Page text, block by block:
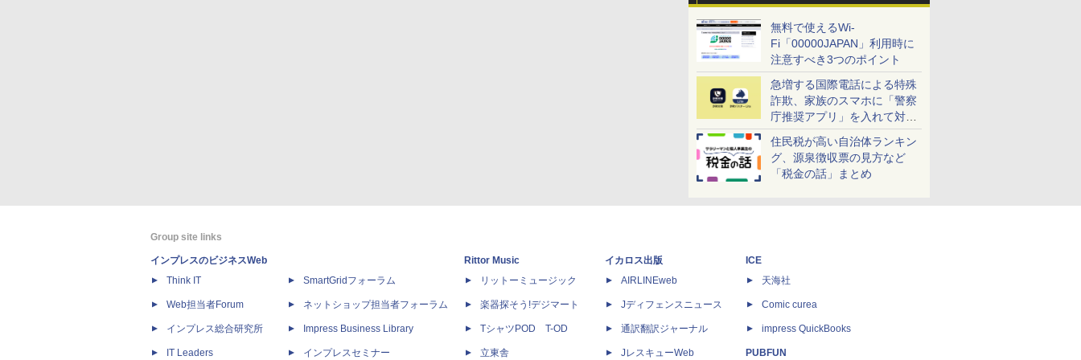
無料で使えるWi-
Fi「00000JAPAN」利用時に
注意すべき3つのポイント
急増する国際電話による特殊
詐欺、家族のスマホに「警察
庁推奨アプリ」を入れて対策
しよう！
住民税が高い自治体ランキン
グ、源泉徴収票の見方など
「税金の話」まとめ
Group site links
インプレスのビジネスWeb
Think IT
Web担当者Forum
インプレス総合研究所
IT Leaders
SmartGridフォーラム
ネットショップ担当者フォーラム
Impress Business Library
インプレスセミナー
Rittor Music
リットーミュージック
楽器探そう!デジマート
TシャツPOD T-OD
立東舎
イカロス出版
AIRLINEweb
Jディフェンスニュース
通訳翻訳ジャーナル
JレスキューWeb
ICE
天海社
Comic curea
impress QuickBooks
PUBFUN